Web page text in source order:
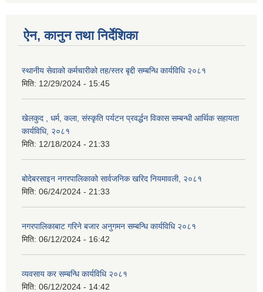
ऐन, कानुन तथा निर्देशिका
स्थानीय सेवाको कर्मचारीको तह/स्तर बृद्दी सम्बन्धि कार्यविधि २०८१
मिति: 12/29/2024 - 15:45
खेलकुद , धर्म, कला, संस्कृति पर्यटन प्रवर्द्धन विकास सम्बन्धी आर्थिक सहायता
कार्यविधि, २०८१
मिति: 12/18/2024 - 21:33
बोदेबरसाइन नगरपालिकाको सार्वजनिक खरिद नियमावली, २०८१
मिति: 06/24/2024 - 21:33
नगरपालिकाबाट गरिने बजार अनुगमन सम्बन्धि कार्यविधि २०८१
मिति: 06/12/2024 - 16:42
व्यवसाय कर सम्बन्धि कार्यविधि २०८१
मिति: 06/12/2024 - 14:42